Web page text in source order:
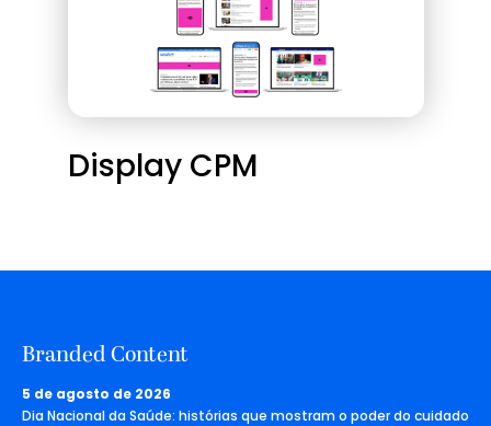
Display CPM
Branded Content
5 de agosto de 2026
Dia Nacional da Saúde: histórias que mostram o poder do cuidado